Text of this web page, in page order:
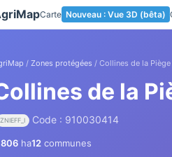
Carte Nouveau : Vue 3D (bêta)
/ Zones protégées / Collines de la
de la
ZNIEFF_I Code : 910030414
ha12 communes